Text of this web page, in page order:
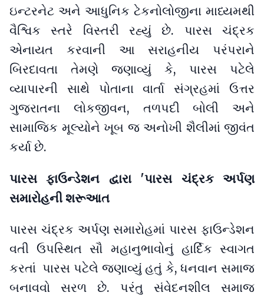
ઇન્ટરનેટ અને આધુનિક ટેકનોલોજીના માધ્યમથી
વૈશ્વિક સ્તરે વિસ્તરી રહ્યું છે. પારસ ચંદ્રક
એનાયત કરવાની આ સરાહનીય પરંપરાને
બિરદાવતા તેમણે જણાવ્યું કે, પારસ પટેલે
વ્યાપારની સાથે પોતાના વાર્તા સંગ્રહમાં ઉત્તર
ગુજરાતના લોકજીવન, તળપદી બોલી અને
સામાજિક મૂલ્યોને ખૂબ જ અનોખી શૈલીમાં જીવંત
કર્યા છે.
પારસ ફાઉન્ડેશન દ્વારા 'પારસ ચંદ્રક અર્પણ
સમારોહની શરૂઆત
પારસ ચંદ્રક અર્પણ સમારોહમાં પારસ ફાઉન્ડેશન
વતી ઉપસ્થિત સૌ મહાનુભાવોનું હાર્દિક સ્વાગત
કરતાં પારસ પટેલે જણાવ્યું હતું કે, ધનવાન સમાજ
બનાવવો સરળ છે. પરંતુ સંવેદનશીલ સમાજ